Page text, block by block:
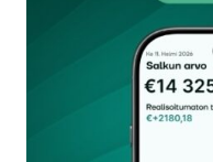
Kommentti*